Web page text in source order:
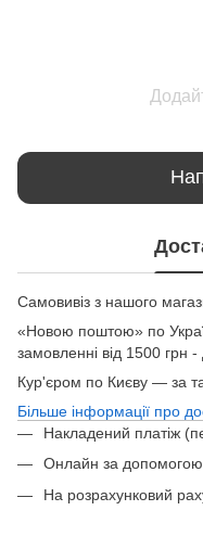
Самовивіз з нашого
«Новою поштою» по
замовленні від 1500 грн
Кур'єром по Києву — за
Більше інформації про
Накладений платіж
Онлайн за допомогою
На розрахунковий